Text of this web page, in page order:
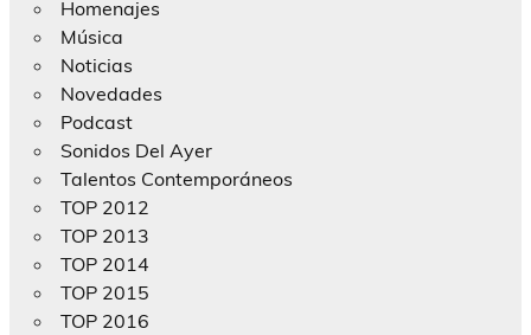
Homenajes
Música
Noticias
Novedades
Podcast
Sonidos Del Ayer
Talentos Contemporáneos
TOP 2012
TOP 2013
TOP 2014
TOP 2015
TOP 2016